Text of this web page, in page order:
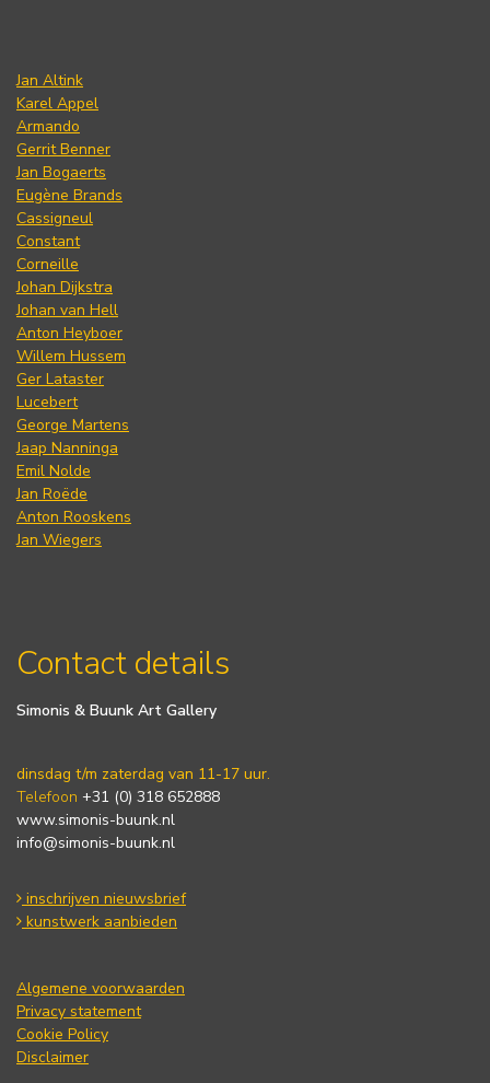
Jan Altink
Karel Appel
Armando
Gerrit Benner
Jan Bogaerts
Eugène Brands
Cassigneul
Constant
Corneille
Johan Dijkstra
Johan van Hell
Anton Heyboer
Willem Hussem
Ger Lataster
Lucebert
George Martens
Jaap Nanninga
Emil Nolde
Jan Roëde
Anton Rooskens
Jan Wiegers
Contact details
Simonis & Buunk Art Gallery
dinsdag t/m zaterdag van 11-17 uur.
Telefoon +31 (0) 318 652888
www.simonis-buunk.nl
info@simonis-buunk.nl
inschrijven nieuwsbrief
kunstwerk aanbieden
Algemene voorwaarden
Privacy statement
Cookie Policy
Disclaimer